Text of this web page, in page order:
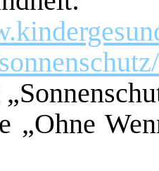
„Ohne